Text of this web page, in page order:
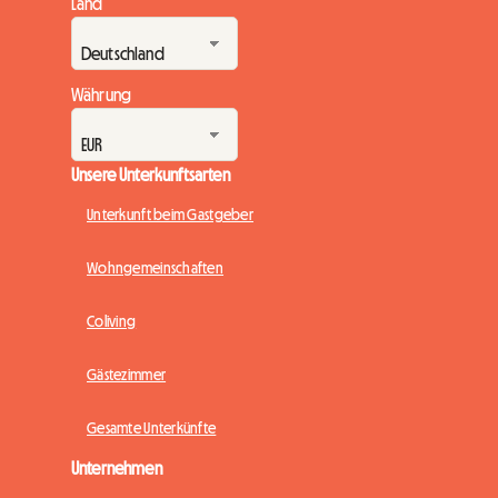
Währung
Unsere Unterkunftsarten
Unterkunft beim Gastgeber
Wohngemeinschaften
Coliving
Gästezimmer
Gesamte Unterkünfte
Unternehmen